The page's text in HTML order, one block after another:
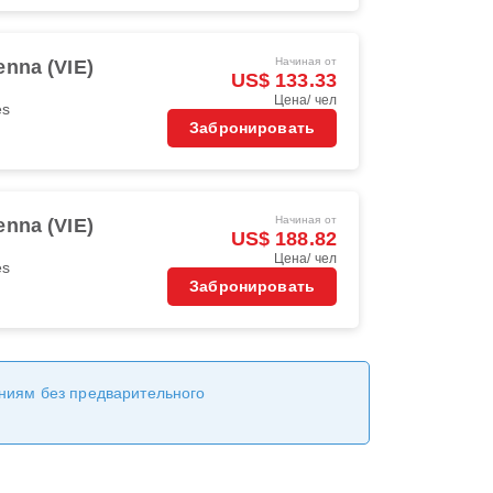
(VIE) Начиная от
US$ 133.33
Цена/ чел
Забронировать
(VIE) Начиная от
US$ 188.82
Цена/ чел
Забронировать
без предварительного